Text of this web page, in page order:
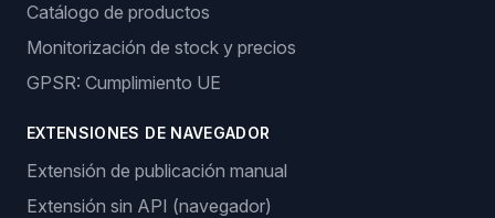
Catálogo de productos
Monitorización de stock y precios
GPSR: Cumplimiento UE
EXTENSIONES DE NAVEGADOR
Extensión de publicación manual
Extensión sin API (navegador)